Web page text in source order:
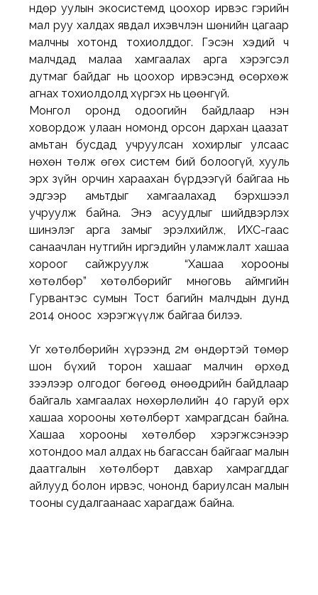
Өндөр уулын экосистемд цоохор ирвэс гэрийн
мал руу халдах явдал ихэвчлэн шөнийн цагаар
малчны хотонд тохиолддог. Гэсэн хэдий ч
малчдад малаа хамгаалах арга хэрэгсэл
дутмаг байдаг нь цоохор ирвэсэнд өсөрхөж
агнах тохиолдолд хүргэх нь цөөнгүй.
Монгол оронд одоогийн байдлаар нэн
ховордож улаан номонд орсон дархан цаазат
амьтан бусдад учруулсан хохирлыг улсаас
нөхөн төлж өгөх систем бий болоогүй, хууль
эрх зүйн орчин хараахан бүрдээгүй байгаа нь
эдгээр амьтдыг хамгаалахад бэрхшээл
учруулж байна. Энэ асуудлыг шийдвэрлэх
шинэлэг арга замыг эрэлхийлж, ИХС-гаас
санаачлан нутгийн иргэдийн уламжлалт хашаа
хороог сайжруулж  “Хашаа хорооны
хөтөлбөр” хөтөлбөрийг Өмнөговь аймгийн
Гурвантэс сумын Тост багийн малчдын дунд
2014 оноос  хэрэгжүүлж байгаа билээ.
Уг хөтөлбөрийн хүрээнд 2м өндөртэй төмөр
шон бүхий торон хашааг малчин өрхөд
зээлээр олгодог бөгөөд өнөөдрийн байдлаар
байгаль хамгаалах нөхөрлөлийн 40 гаруй өрх
хашаа хорооны хөтөлбөрт хамрагдсан байна.
Хашаа хорооны хөтөлбөр хэрэгжсэнээр
хотондоо мал алдах нь багассан байгааг малын
даатгалын хөтөлбөрт давхар хамрагддаг
айлууд болон ирвэс, чононд бариулсан малын
тооны судалгаанаас харагдаж байна.